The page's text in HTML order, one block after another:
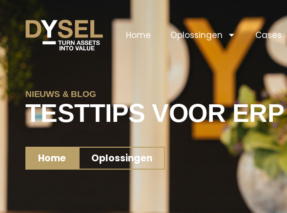
Home Oplossingen Cases
NIEUWS & BLOG
TESTTIPS VOOR
Home Oplossingen